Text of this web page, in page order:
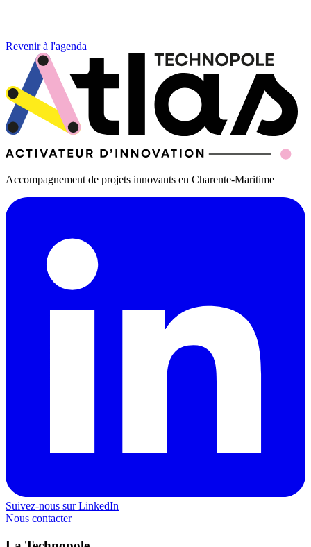
Revenir à l'agenda
Accompagnement de projets innovants en Charente-Maritime
Suivez-nous sur LinkedIn
Nous contacter